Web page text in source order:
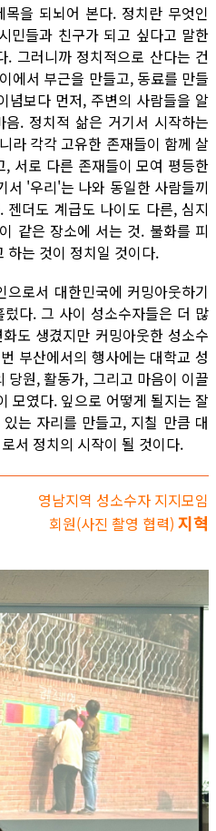
을 되뇌어 본다. 정치란 무엇인
민들과 친구가 되고 싶다고 말한
그러니까 정치적으로 산다는 건
에서 부근을 만들고, 동료를 만들
념보다 먼저, 주변의 사람들을 알
. 정치적 삶은 거기서 시작하는
라 각각 고유한 존재들이 함께 살
서로 다른 존재들이 모여 평등한
서 '우리'는 나와 동일한 사람들끼
더도 계급도 나이도 다른, 심지
같은 장소에 서는 것. 불화를 피
하는 것이 정치일 것이다.
로서 대한민국에 커밍아웃하기
다. 그 사이 성소수자들은 더 많
도 생겼지만 커밍아웃한 성소수
부산에서의 행사에는 대학교 성
당원, 활동가, 그리고 마음이 이끌
모였다. 잎으로 어떻게 될지는 잘
는 자리를 만들고, 지칠 만큼 대
서 정치의 시작이 될 것이다.
영남지역 성소수자 지지모임
회원(사진 촬영 협력) 지혁